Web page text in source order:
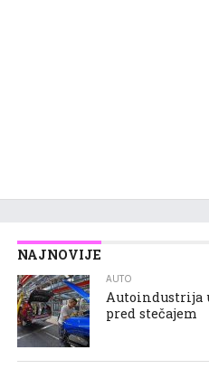
NAJNOVIJE
AUTO
Autoindustrija
pred stečajem